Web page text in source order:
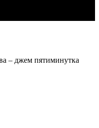
– джем пятиминутка